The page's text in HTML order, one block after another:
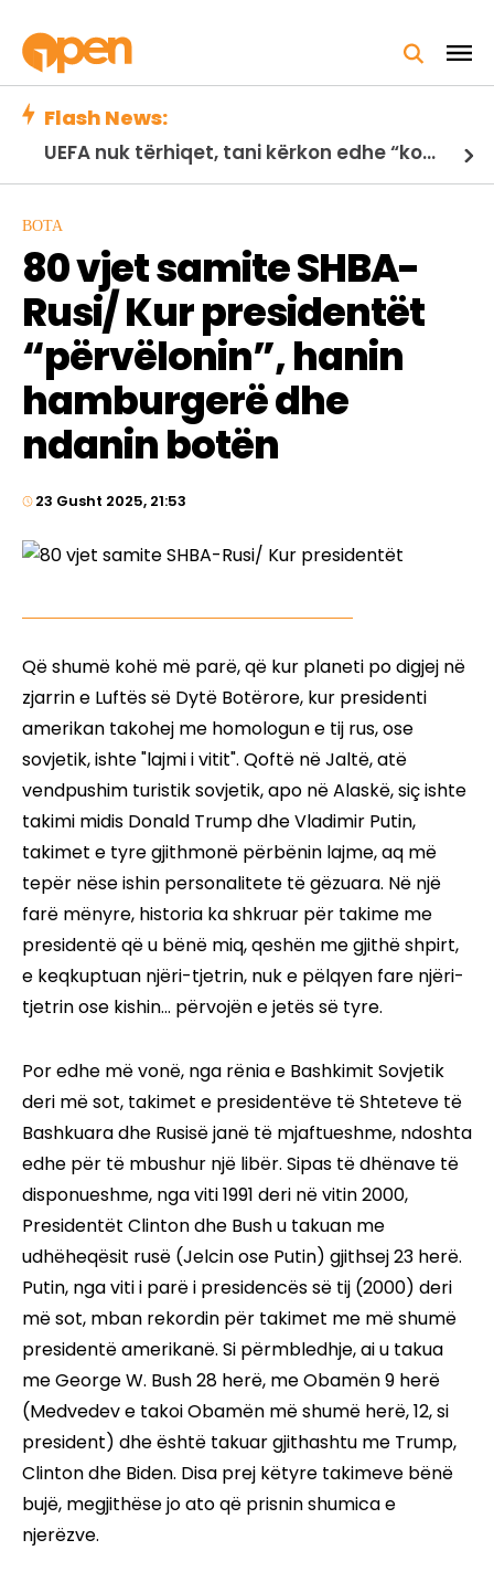
Flash News:
UEFA nuk tërhiqet, tani kërkon edhe “kokën” e Infantinos, FSHF i del në krah, revokon mbështetjen ndaj presidentit të FIFA-s
BOTA
80 vjet samite SHBA-
Rusi/ Kur presidentët
“përvëlonin”, hanin
hamburgerë dhe
ndanin botën
23 Gusht 2025, 21:53
Që shumë kohë më parë, që kur planeti po digjej në
zjarrin e Luftës së Dytë Botërore, kur presidenti
amerikan takohej me homologun e tij rus, ose
sovjetik, ishte "lajmi i vitit". Qoftë në Jaltë, atë
vendpushim turistik sovjetik, apo në Alaskë, siç ishte
takimi midis Donald Trump dhe Vladimir Putin,
takimet e tyre gjithmonë përbënin lajme, aq më
tepër nëse ishin personalitete të gëzuara. Në një
farë mënyre, historia ka shkruar për takime me
presidentë që u bënë miq, qeshën me gjithë shpirt,
e keqkuptuan njëri-tjetrin, nuk e pëlqyen fare njëri-
tjetrin ose kishin... përvojën e jetës së tyre.
Por edhe më vonë, nga rënia e Bashkimit Sovjetik
deri më sot, takimet e presidentëve të Shteteve të
Bashkuara dhe Rusisë janë të mjaftueshme, ndoshta
edhe për të mbushur një libër. Sipas të dhënave të
disponueshme, nga viti 1991 deri në vitin 2000,
Presidentët Clinton dhe Bush u takuan me
udhëheqësit rusë (Jelcin ose Putin) gjithsej 23 herë.
Putin, nga viti i parë i presidencës së tij (2000) deri
më sot, mban rekordin për takimet me më shumë
presidentë amerikanë. Si përmbledhje, ai u takua
me George W. Bush 28 herë, me Obamën 9 herë
(Medvedev e takoi Obamën më shumë herë, 12, si
president) dhe është takuar gjithashtu me Trump,
Clinton dhe Biden. Disa prej këtyre takimeve bënë
bujë, megjithëse jo ato që prisnin shumica e
njerëzve.